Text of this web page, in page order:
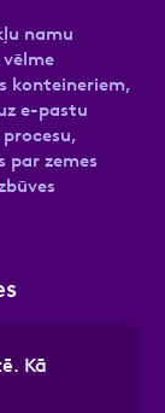
namu
konteineriem,
e-pastu
par zemes
Kā